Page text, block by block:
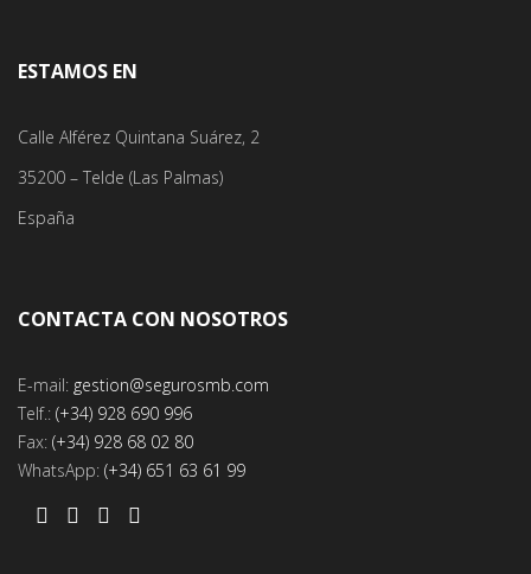
ESTAMOS EN
Calle Alférez Quintana Suárez, 2
35200 – Telde (Las Palmas)
España
CONTACTA CON NOSOTROS
E-mail: gestion@segurosmb.com
Telf.: (+34) 928 690 996
Fax: (+34) 928 68 02 80
WhatsApp: (+34) 651 63 61 99